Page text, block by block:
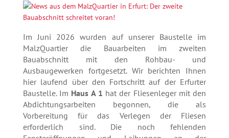
Im Juni 2026 wurden auf unserer Baustelle im
MalzQuartier die Bauarbeiten im zweiten
Bauabschnitt mit den Rohbau- und
Ausbaugewerken fortgesetzt. Wir berichten Ihnen
hier laufend über den Fortschritt auf der Erfurter
Baustelle. Im Haus A 1 hat der Fliesenleger mit den
Abdichtungsarbeiten begonnen, die als
Vorbereitung für das Verlegen der Fliesen
erforderlich sind. Die noch fehlenden